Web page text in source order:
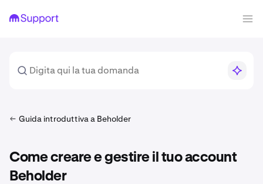
Guida introduttiva a Beholder
Come creare e gestire il tuo account
Beholder